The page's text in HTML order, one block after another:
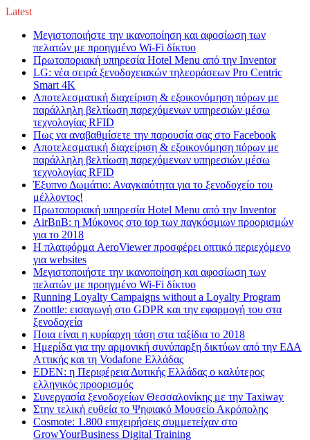
Latest
Μεγιστοποιήστε την ικανοποίηση και αφοσίωση των
πελατών με προηγμένο Wi-Fi δίκτυο
Πρωτοποριακή υπηρεσία Hotel Menu από την Inventor
LG: νέα σειρά ξενοδοχειακών τηλεοράσεων Pro Centric
Smart 4K
Αποτελεσματική διαχείριση & εξοικονόμηση πόρων με
παράλληλη βελτίωση παρεχόμενων υπηρεσιών μέσω
τεχνολογίας RFID
Πως να αναβαθμίσετε την παρουσία σας στο Facebook
Αποτελεσματική διαχείριση & εξοικονόμηση πόρων με
παράλληλη βελτίωση παρεχόμενων υπηρεσιών μέσω
τεχνολογίας RFID
Έξυπνο Δωμάτιο: Αναγκαιότητα για το ξενοδοχείο του
μέλλοντος!
Πρωτοποριακή υπηρεσία Hotel Menu από την Inventor
AirBnB: η Μύκονος στο top των παγκόσμιων προορισμών
για το 2018
Η πλατφόρμα AeroViewer προσφέρει οπτικό περιεχόμενο
για websites
Μεγιστοποιήστε την ικανοποίηση και αφοσίωση των
πελατών με προηγμένο Wi-Fi δίκτυο
Running Loyalty Campaigns without a Loyalty Program
Zoottle: εισαγωγή στο GDPR και την εφαρμογή του στα
ξενοδοχεία
Ποια είναι η κυρίαρχη τάση στα ταξίδια το 2018
Ημερίδα για την αρμονική συνύπαρξη δικτύων από την ΕΔΑ
Αττικής και τη Vodafone Ελλάδας
EDEN: η Περιφέρεια Δυτικής Ελλάδας ο καλύτερος
ελληνικός προορισμός
Συνεργασία ξενοδοχείων Θεσσαλονίκης με την Taxiway
Στην τελική ευθεία το Ψηφιακό Μουσείο Ακρόπολης
Cosmote: 1.800 επιχειρήσεις συμμετείχαν στο
GrowYourBusiness Digital Training